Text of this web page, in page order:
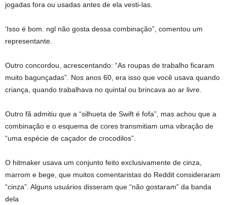
jogadas fora ou usadas antes de ela vesti-las.
‘Isso é bom. ngl não gosta dessa combinação”, comentou um
representante.
Outro concordou, acrescentando: “As roupas de trabalho ficaram
muito bagunçadas”. Nos anos 60, era isso que você usava quando
criança, quando trabalhava no quintal ou brincava ao ar livre.
Outro fã admitiu que a “silhueta de Swift é fofa”, mas achou que a
combinação e o esquema de cores transmitiam uma vibração de
“uma espécie de caçador de crocodilos”.
O hitmaker usava um conjunto feito exclusivamente de cinza,
marrom e bege, que muitos comentaristas do Reddit consideraram
“cinza”. Alguns usuários disseram que “não gostaram” da banda
dela